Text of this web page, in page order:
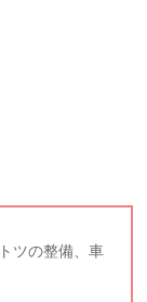
ツの整備、車